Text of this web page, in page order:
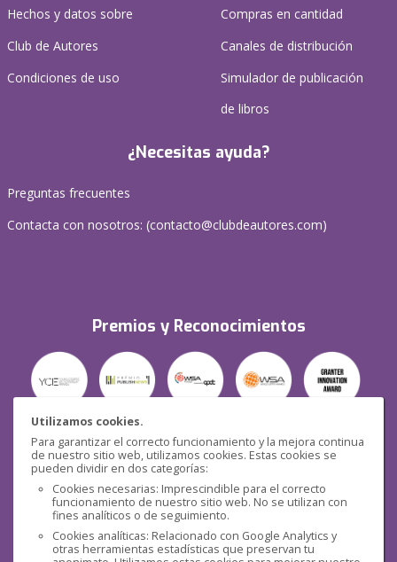
Utilizamos cookies.
Para garantizar el correcto funcionamiento y la mejora continua
de nuestro sitio web, utilizamos cookies. Estas cookies se
pueden dividir en dos categorías:
Cookies necesarias: Imprescindible para el correcto
funcionamiento de nuestro sitio web. No se utilizan con
fines analíticos o de seguimiento.
Cookies analíticas: Relacionado con Google Analytics y
otras herramientas estadísticas que preservan tu
Hechos y datos sobre
Club de Autores
Condiciones de uso
Compras en cantidad
Canales de distribución
Simulador de publicación
de libros
¿Necesitas ayuda?
Preguntas frecuentes
Contacta con nosotros: (contacto@clubdeautores.com)
Premios y Reconocimientos
Seguridad